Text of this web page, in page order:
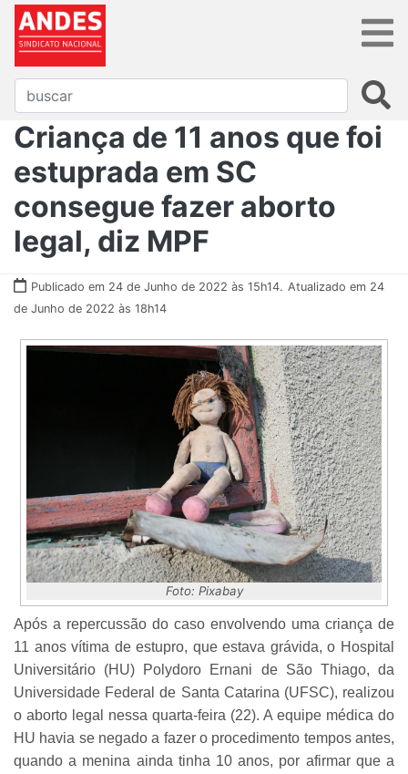
Criança de 11 anos que foi
estuprada em SC
consegue fazer aborto
legal, diz MPF
Publicado em 24 de Junho de 2022 às 15h14. Atualizado em 24
de Junho de 2022 às 18h14
Foto: Pixabay
Após a repercussão do caso envolvendo uma criança de
11 anos vítima de estupro, que estava grávida, o Hospital
Universitário (HU) Polydoro Ernani de São Thiago, da
Universidade Federal de Santa Catarina (UFSC), realizou
o aborto legal nessa quarta-feira (22). A equipe médica do
HU havia se negado a fazer o procedimento tempos antes,
quando a menina ainda tinha 10 anos, por afirmar que a